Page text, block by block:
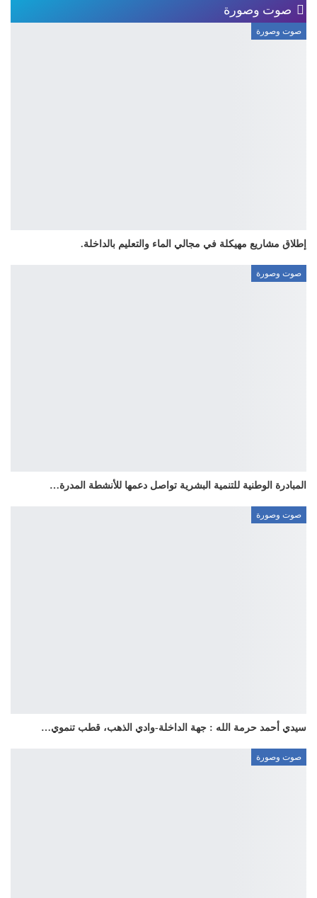
صوت وصورة
صوت وصورة
إطلاق مشاريع مهيكلة في مجالي الماء والتعليم بالداخلة.
صوت وصورة
المبادرة الوطنية للتنمية البشرية تواصل دعمها للأنشطة المدرة…
صوت وصورة
سيدي أحمد حرمة الله : جهة الداخلة-وادي الذهب، قطب تنموي…
صوت وصورة